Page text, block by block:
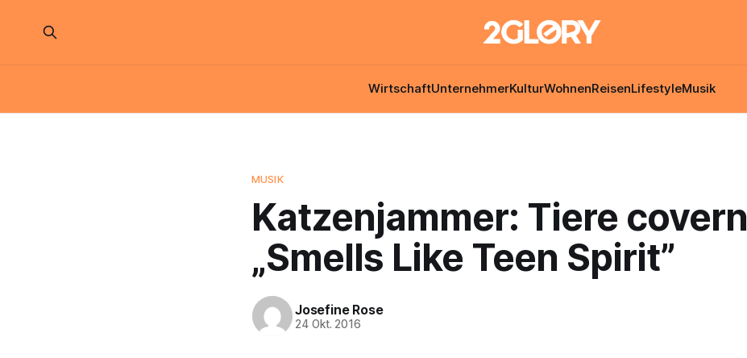
WirtschaftUnternehmerKulturWohnenReisenLifestyleMusik
MUSIK
Katzenjammer: Tiere covern
„Smells Like Teen Spirit”
Josefine Rose
24 Okt. 2016